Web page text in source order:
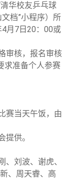
华校友乒乓球
档”小程序）所
月7日20：00或
审核，报名审核
求准备个人参赛
赛当天午饭，由
提供。
刘波、谢虎、
、周天睿、高